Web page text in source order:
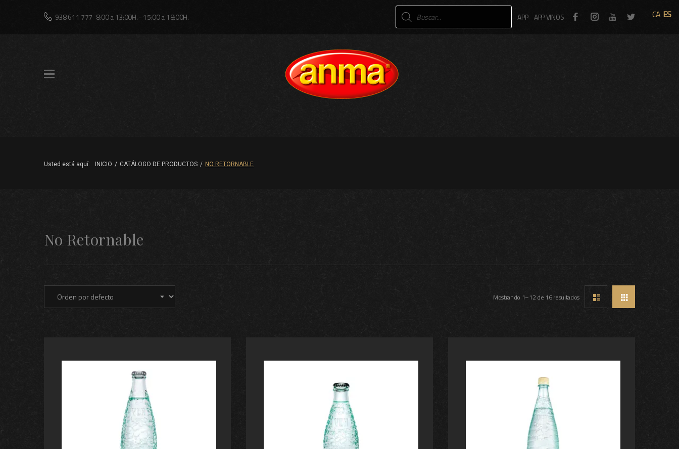
938 611 777 8:00 a 13:00H. - 15:00 a 18:00H.
Products
search APP APP VINOS FacebookInstagram Twitter
Usted está aquí: INICIO / CATÁLOGO DE PRODUCTOS / NO RETORNABLE
No Retornable
Mostrando 1–12 de 16 resultados
CA ES